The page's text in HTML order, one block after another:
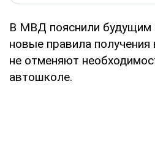
В МВД пояснили будущим
новые правила получения
не отменяют
автошколе.